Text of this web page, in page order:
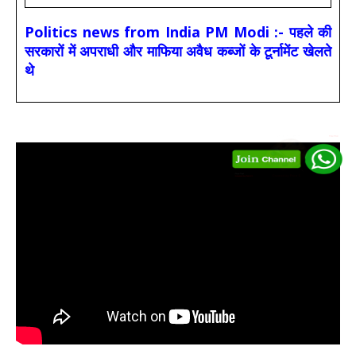
Politics news from India PM Modi :- पहले की
सरकारों में अपराधी और माफिया अवैध कब्जों के टूर्नामेंट खेलते
थे